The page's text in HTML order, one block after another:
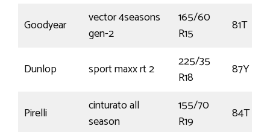
Goodyear
vector 4seasons
gen-2
165/60
R15
81T
Dunlop sport maxx rt 2
225/35
R18
87Y
Pirelli
cinturato all
season
155/70
R19
84T